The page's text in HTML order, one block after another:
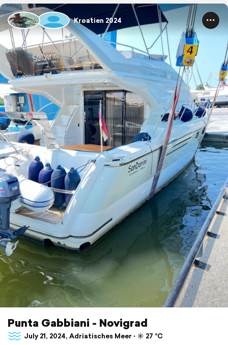
Kroatien 2024
Punta Gabbiani - Novigrad
July 21, 2024, Adriatisches Meer ⋅ ☀️ 27 °C